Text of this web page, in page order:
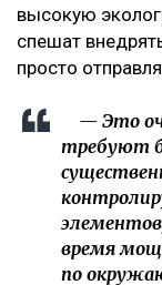
высокую
спешат
просто
— Это
требуют
время
по